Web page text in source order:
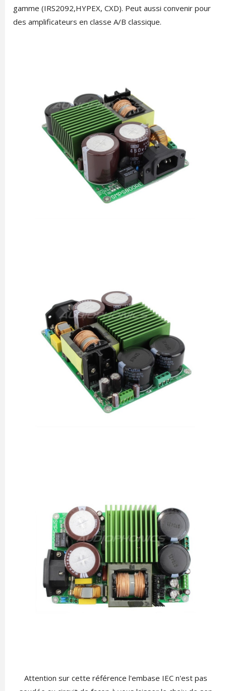
gamme (IRS2092,HYPEX, CXD). Peut aussi convenir pour
des amplificateurs en classe A/B classique.
Attention sur cette référence l'embase IEC n'est pas